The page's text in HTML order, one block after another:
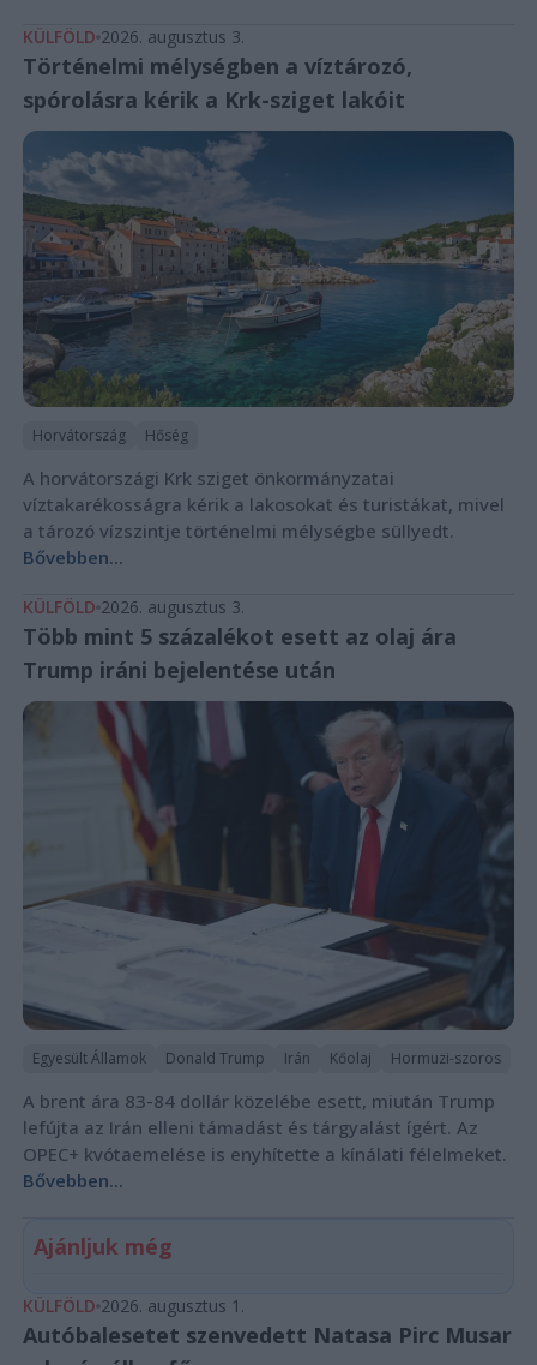
KÜLFÖLD 2026. augusztus 3.
Történelmi mélységben a víztározó,
spórolásra kérik a Krk-sziget lakóit
Horvátország Hőség
A horvátországi Krk sziget önkormányzatai
víztakarékosságra kérik a lakosokat és turistákat, mivel
a tározó vízszintje történelmi mélységbe süllyedt.
Bővebben...
KÜLFÖLD 2026. augusztus 3.
Több mint 5 százalékot esett az olaj ára
Trump iráni bejelentése után
Egyesült Államok Donald Trump Irán Kőolaj Hormuzi-szoros
A brent ára 83-84 dollár közelébe esett, miután Trump
lefújta az Irán elleni támadást és tárgyalást ígért. Az
OPEC+ kvótaemelése is enyhítette a kínálati félelmeket.
Bővebben...
Ajánljuk még
KÜLFÖLD 2026. augusztus 1.
Autóbalesetet szenvedett Natasa Pirc Musar